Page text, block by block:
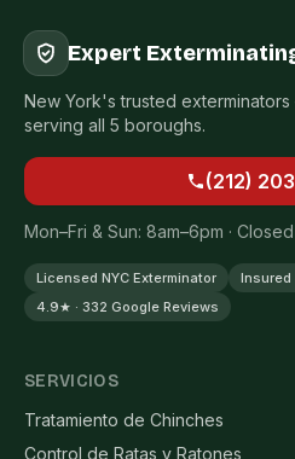
Expert
New York's trusted
serving all 5 boroughs.
(212)
Mon–Fri & Sun: 8am–6pm ·
Licensed NYC Exterminator Insured
4.9★ · 332 Google Reviews
SERVICIOS
Tratamiento de Chinches
Control de Ratas y Ratones